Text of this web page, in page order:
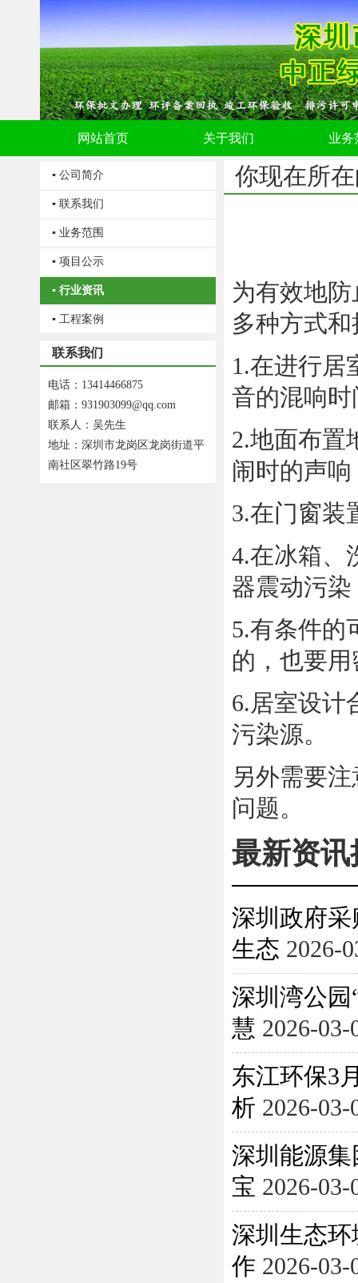
网站首页 关于我们 业务
▪ 公司简介
▪ 联系我们
▪ 业务范围
▪ 项目公示
▪ 行业资讯
▪ 工程案例
联系我们
电话：13414466875
邮箱：931903099@qq.com
联系人：吴先生
地址：深圳市龙岗区龙岗街道平
南社区翠竹路19号
你现在所
为有效地
多种方式
1.在进行居
音的混响时
2.地面布置
闹时的声
3.在门窗装
4.在冰箱、
器震动污染
5.有条件的
的，也要
6.居室设计
污染源。
另外需要
问题。
最新资讯
深圳政府
生态 2026-
深圳湾公
慧 2026-03-
东江环保3
析 2026-03-
深圳能源
宝 2026-03-
深圳生态
作 2026-03-